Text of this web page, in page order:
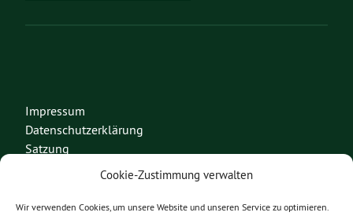
Cookie-Zustimmung verwalten
Wir verwenden Cookies, um unsere Website und unseren Service zu optimieren.
Impressum
Datenschutzerklärung
Satzung
Bundesverband